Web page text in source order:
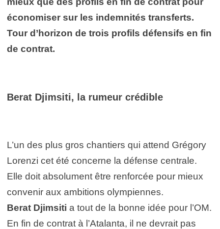
économiser sur les indemnités transferts.
Tour d’horizon de trois profils défensifs en fin
de contrat.
Berat Djimsiti, la rumeur crédible
L’un des plus gros chantiers qui attend Grégory
Lorenzi cet été concerne la défense centrale.
Elle doit absolument être renforcée pour mieux
convenir aux ambitions olympiennes.
Berat Djimsiti a tout de la bonne idée pour l’OM.
En fin de contrat à l’Atalanta, il ne devrait pas